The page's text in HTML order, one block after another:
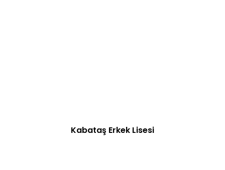
Kabataş Erkek Lisesi